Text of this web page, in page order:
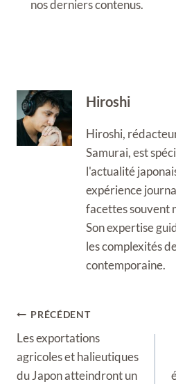
nos derniers contenus.
Hiroshi
Hiroshi,
Samurai, est
l'actualité
expérience
facettes souvent
Son expertise
les complexités
contemporaine.
Navigation
de
l’article
PRÉCÉDENT
Les exportations
agricoles et halieutiques
du Japon atteindront un